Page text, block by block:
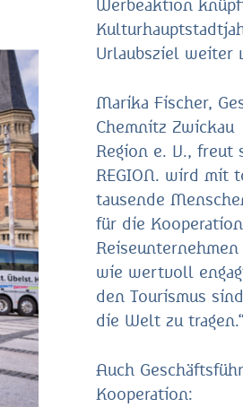
Werbeaktion
Urlaubsziel weiter
Marika Fischer,
Chemnitz Zwickau
Region e. V., freut
REGION. wird mit
tausende
für die
wie wertvoll
den Tourismus
die Welt zu tragen.“
Auch
Kooperation: